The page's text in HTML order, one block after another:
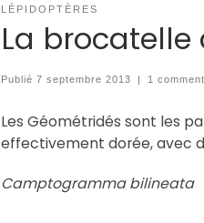
LÉPIDOPTÈRES
La brocatelle
Publié 7 septembre 2013 | 1
Les Géométridés sont les
effectivement dorée, avec
Camptogramma bilineata